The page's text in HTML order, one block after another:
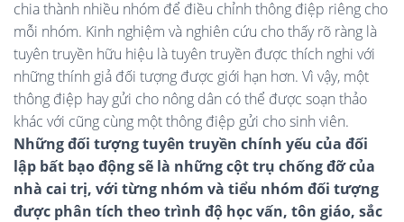
chia thành nhiều nhóm để điều chỉnh thông điệp riêng cho
mỗi nhóm. Kinh nghiệm và nghiên cứu cho thấy rõ ràng là
tuyên truyền hữu hiệu là tuyên truyền được thích nghi với
những thính giả đối tượng được giới hạn hơn. Vì vậy, một
thông điệp hay gửi cho nông dân có thể được soạn thảo
khác với cũng cùng một thông điệp gửi cho sinh viên.
Những đối tượng tuyên truyền chính yếu của đối
lập bất bạo động sẽ là những cột trụ chống đỡ của
nhà cai trị, với từng nhóm và tiểu nhóm đối tượng
được phân tích theo trình độ học vấn, tôn giáo, sắc